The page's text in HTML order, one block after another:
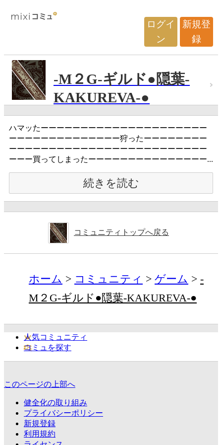
ログイ
ン
新規登
録
-M２G-ギルド●隠葉-
KAKUREVA-●
ハマッたーーーーーーーーーーーーーーーーーーーーー
ーーーーーーーーーーーーーー狩ったーーーーーーーー
ーーーーーーーーーーーーーーーーーーーーーーーーー
ーーー買ってしまったーーーーーーーーーーーーーーー...
続きを読む
コミュニティトップへ戻る
ホーム コミュニティ ゲーム
-
M２G-ギルド●隠葉-KAKUREVA-●
人気コミュニティ
コミュを探す
このページの上部へ
健全化の取り組み
プライバシーポリシー
新規登録
利用規約